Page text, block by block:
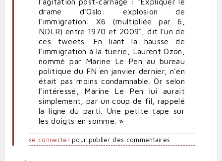
drame d'Oslo: explosion de
l'immigration: X6 (multipliée par 6,
NDLR) entre 1970 et 2009", dit l'un de
ces tweets. En liant la hausse de
l’immigration à la tuerie, Laurent Ozon,
nommé par Marine Le Pen au bureau
politique du FN en janvier dernier, n’en
était pas moins condamnable. Or selon
l’intéressé, Marine Le Pen lui aurait
simplement, par un coup de fil, rappelé
la ligne du parti. Une petite tape sur
les doigts en somme. »
se connecterpour publier des commentaires